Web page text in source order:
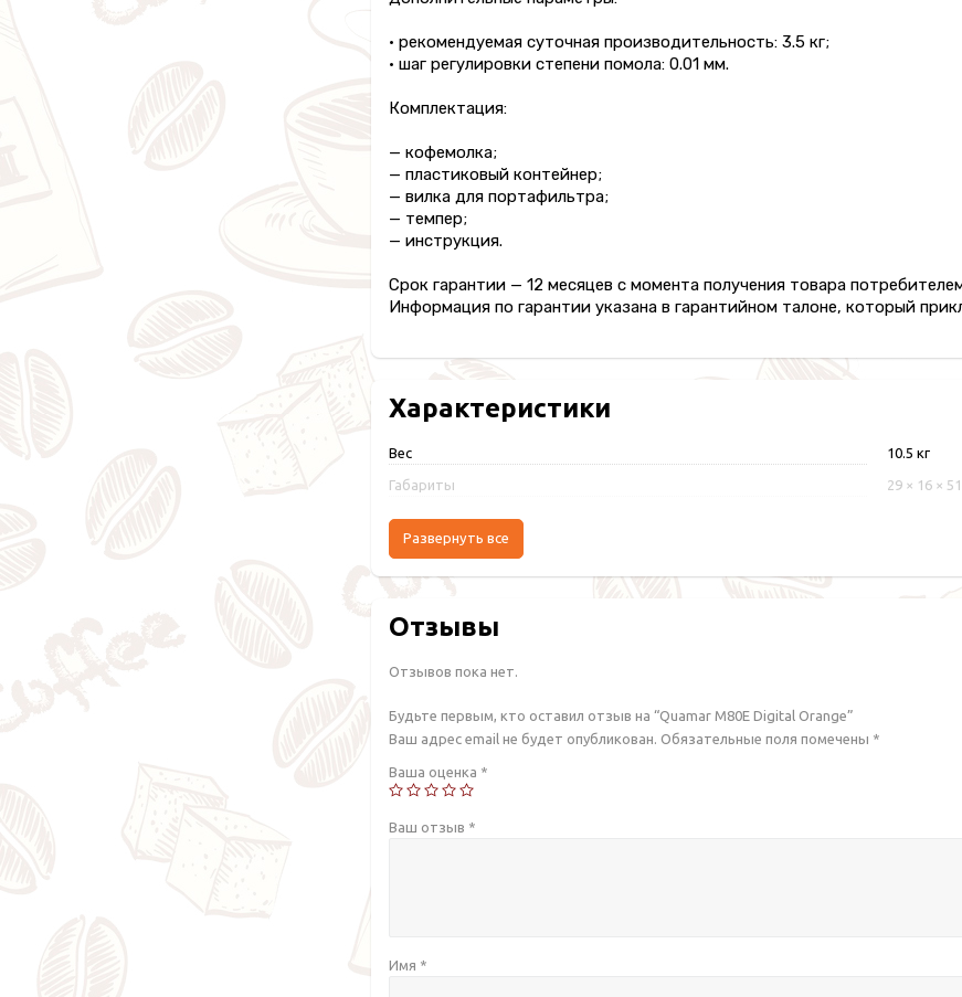
• рекомендуемая суточная производительность: 3.5 кг;
• шаг регулировки степени помола: 0.01 мм.
Комплектация:
— кофемолка;
— пластиковый контейнер;
— вилка для портафильтра;
— темпер;
— инструкция.
Срок гарантии — 12 месяцев с момента получения товара
Информация по гарантии указана в гарантийном талоне, который
Характеристики
Вес 10.5 кг
Габариты 29 × 16 ×
Развернуть все
Отзывы
Отзывов пока нет.
Будьте первым, кто оставил отзыв на “Quamar M80E Digital Orange”
Ваш адрес email не будет опубликован. Обязательные поля помечены *
Ваша оценка *
Ваш отзыв *
Имя *